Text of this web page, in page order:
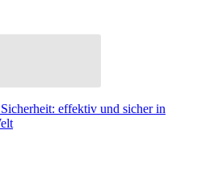
effektiv und sicher in